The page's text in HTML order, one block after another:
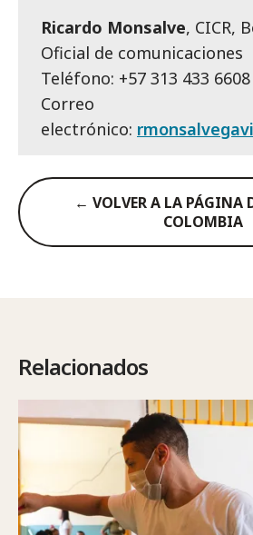
Ricardo Monsalve, CICR,
Oficial de comunicaciones
Teléfono: +57 313 433 6608
Correo
electrónico:
← VOLVER A LA PÁGINA
COLOMBIA
Relacionados